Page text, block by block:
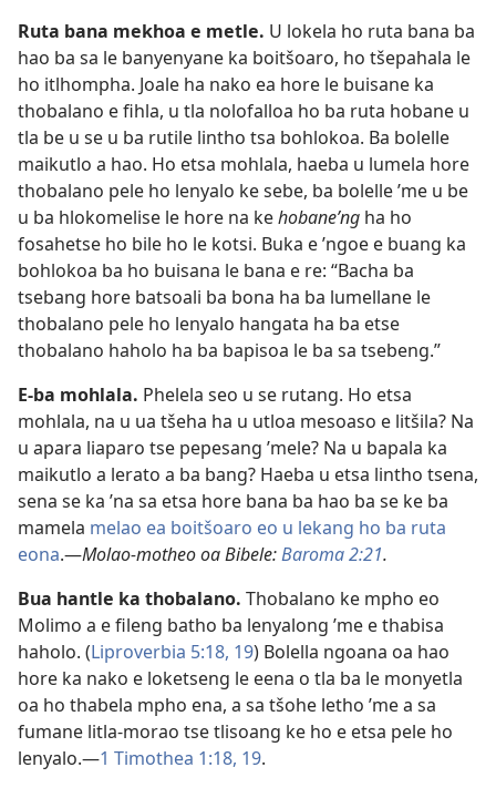
Ruta bana mekhoa e metle. U lokela ho ruta bana ba
hao ba sa le banyenyane ka boitšoaro, ho tšepahala le
ho itlhompha. Joale ha nako ea hore le buisane ka
thobalano e fihla, u tla nolofalloa ho ba ruta hobane u
tla be u se u ba rutile lintho tsa bohlokoa. Ba bolelle
maikutlo a hao. Ho etsa mohlala, haeba u lumela hore
thobalano pele ho lenyalo ke sebe, ba bolelle ’me u be
u ba hlokomelise le hore na kehobane’ng ha ho
fosahetse ho bile ho le kotsi. Buka e ’ngoe e buang ka
bohlokoa ba ho buisana le bana e re: “Bacha ba
tsebang hore batsoali ba bona ha ba lumellane le
thobalano pele ho lenyalo hangata ha ba etse
thobalano haholo ha ba bapisoa le ba sa tsebeng.”
E-ba mohlala. Phelela seo u se rutang. Ho etsa
mohlala, na u ua tšeha ha u utloa mesoaso e litšila? Na
u apara liaparo tse pepesang ’mele? Na u bapala ka
maikutlo a lerato a ba bang? Haeba u etsa lintho tsena,
sena se ka ’na sa etsa hore bana ba hao ba se ke ba
mamela melao ea boitšoaro eo u lekang ho ba ruta
eona.—Molao-motheo oa Bibele:Baroma 2:21.
Bua hantle ka thobalano. Thobalano ke mpho eo
Molimo a e fileng batho ba lenyalong ’me e thabisa
haholo. (Liproverbia 5:18, 19) Bolella ngoana oa hao
hore ka nako e loketseng le eena o tla ba le monyetla
oa ho thabela mpho ena, a sa tšohe letho ’me a sa
fumane litla-morao tse tlisoang ke ho e etsa pele ho
lenyalo.—1 Timothea 1:18, 19.